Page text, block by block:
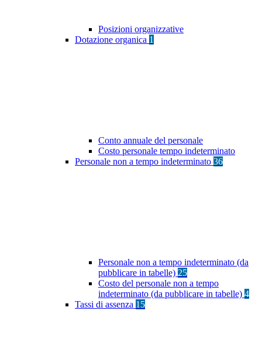
Posizioni organizzative
Dotazione organica 1
Conto annuale del personale
Costo personale tempo indeterminato
Personale non a tempo indeterminato 36
Personale non a tempo indeterminato (da
pubblicare in tabelle) 25
Costo del personale non a tempo
indeterminato (da pubblicare in tabelle) 4
Tassi di assenza 15